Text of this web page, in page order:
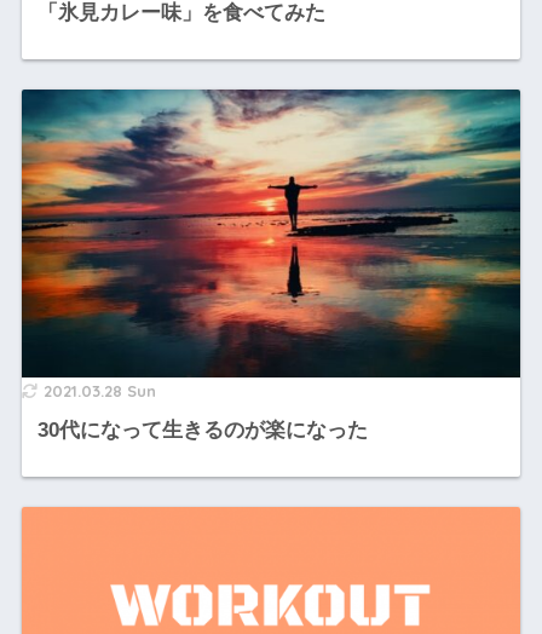
「氷見カレー味」を食べてみた
2021.03.28 Sun
30代になって生きるのが楽になった